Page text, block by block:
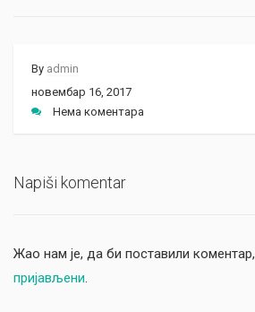
By admin
новембар 16, 2017
Нема коментара
Napiši komentar
Жао нам је, да би поставили
пријављени.